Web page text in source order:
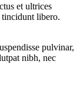
et ultrices
tincidunt libero.
pulvinar,
nibh, nec